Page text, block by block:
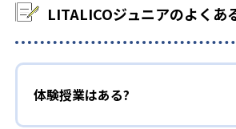
LITALICOジュニアのよくあ
体験授業はある?